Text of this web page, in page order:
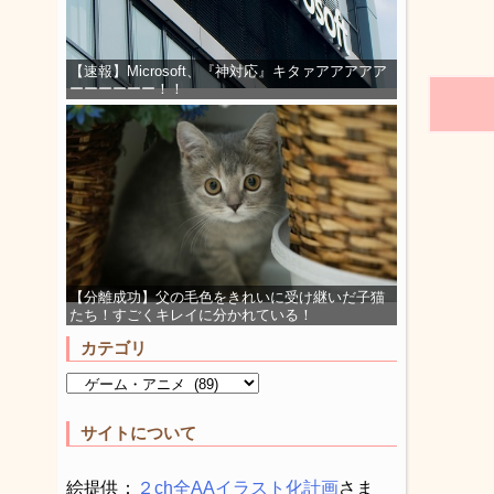
【速報】Microsoft、『神対応』キタァアアアアア
ーーーーーー！！
【分離成功】父の毛色をきれいに受け継いだ子猫
たち！すごくキレイに分かれている！
カテゴリ
サイトについて
絵提供： ２ch全AAイラスト化計画さま